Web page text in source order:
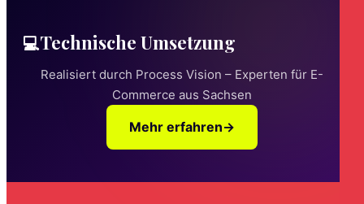
💻Technische Umsetzung
Realisiert durch Process Vision – Experten für E-
Commerce aus Sachsen
Mehr erfahren